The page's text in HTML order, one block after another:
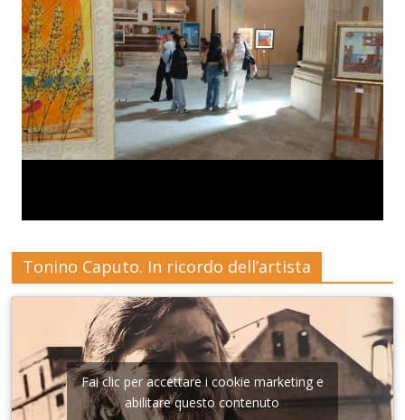
Tonino Caputo. In ricordo dell’artista
Fai clic per accettare i cookie marketing e
abilitare questo contenuto